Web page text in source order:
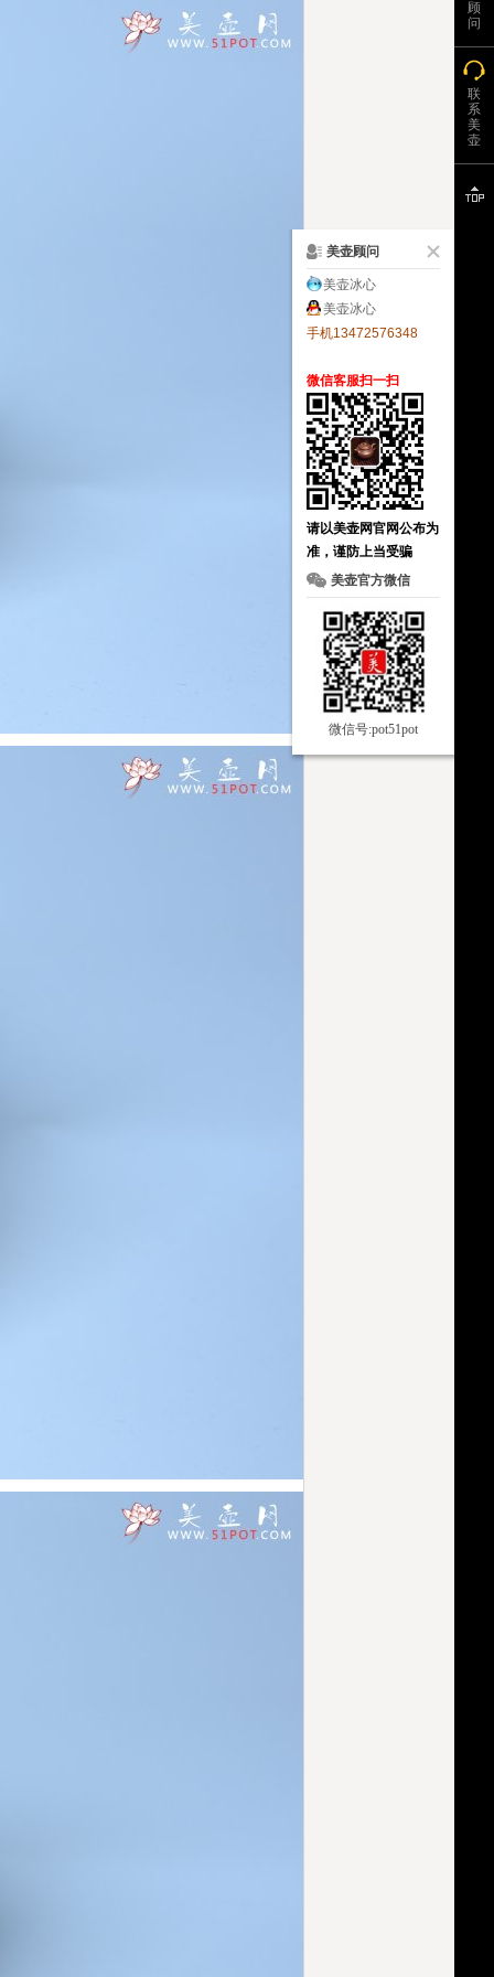
顾
问
联
系
美
壶
美壶顾问
美壶冰心
美壶冰心
手机13472576348
微信客服扫一扫
请以美壶网官网公布为
准，谨防上当受骗
美壶官方微信
微信号:pot51pot